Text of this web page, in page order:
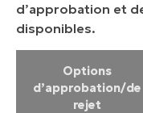
d’approbation et
disponibles.
Options
d’approbation/de
rejet